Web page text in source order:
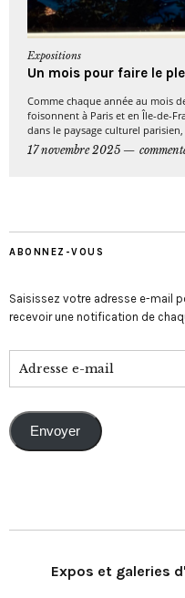
Expositions
Un mois pour faire le
Comme chaque année au mois
foisonnent à Paris et en Île-de-
dans le paysage culturel parisien,
17 novembre 2025
ABONNEZ-VOUS
Saisissez votre adresse e-mail
recevoir une notification de
Envoyer
Expos et galeries